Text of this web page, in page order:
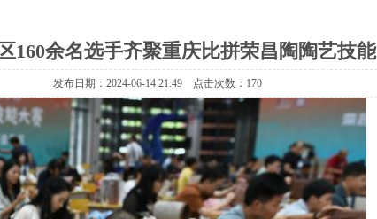
160余名选手齐聚重庆比拼荣昌陶陶艺技能
发布日期：2024-06-14 21:49 点击次数：170